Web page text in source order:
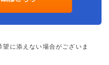
に添えない場合がございま